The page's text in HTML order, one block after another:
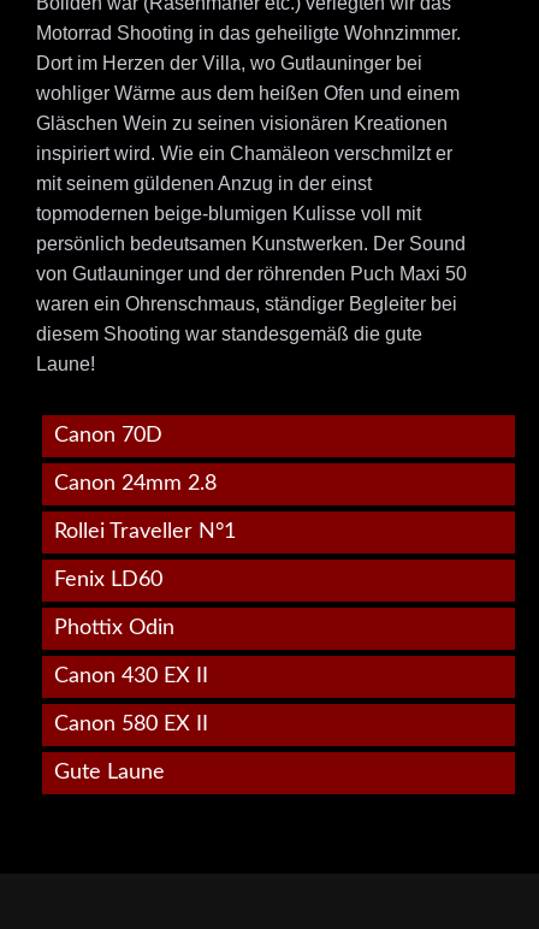
Motorrad Shooting in das geheiligte Wohnzimmer.
Dort im Herzen der Villa, wo Gutlauninger bei
wohliger Wärme aus dem heißen Ofen und einem
Gläschen Wein zu seinen visionären Kreationen
inspiriert wird. Wie ein Chamäleon verschmilzt er
mit seinem güldenen Anzug in der einst
topmodernen beige-blumigen Kulisse voll mit
persönlich bedeutsamen Kunstwerken. Der Sound
von Gutlauninger und der röhrenden Puch Maxi 50
waren ein Ohrenschmaus, ständiger Begleiter bei
diesem Shooting war standesgemäß die gute
Laune!
Canon 70D
Canon 24mm 2.8
Rollei Traveller N°1
Fenix LD60
Phottix Odin
Canon 430 EX II
Canon 580 EX II
Gute Laune